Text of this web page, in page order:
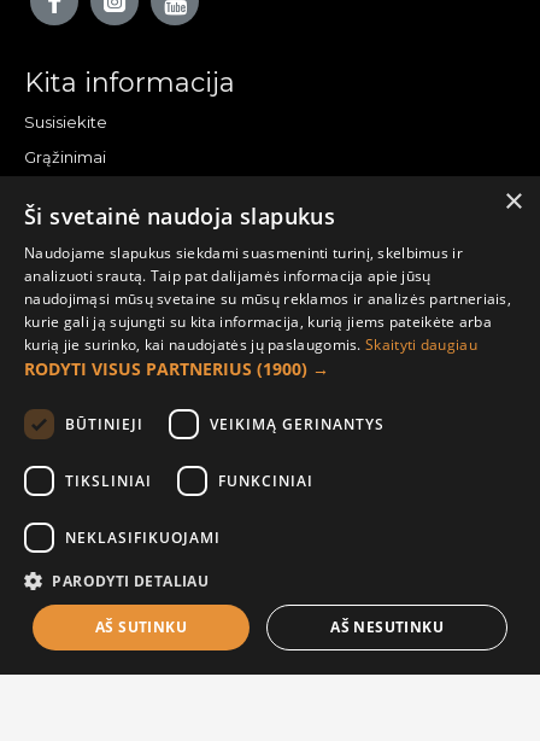
Į KREPŠELĮ
Kita informacija
Susisiekite
Grąžinimai
Pirkėjo paskyra
Mano paskyra
Užsakymai
Naujienlaiškiai
Informacija užsakovui
Apie mus
Pristatymo informacija
Privatumo ir slapukų politika
Sąlygos ir taisyklės
×
Ši svetainė naudoja slapukus
Naudojame slapukus siekdami suasmeninti turinį, skelbimus ir
analizuoti srautą. Taip pat dalijamės informacija apie jūsų
naudojimąsi mūsų svetaine su mūsų reklamos ir analizės partneriais,
kurie gali ją sujungti su kita informacija, kurią jiems pateikėte arba
kurią jie surinko, kai naudojatės jų paslaugomis.Skaityti daugiau
RODYTI VISUS PARTNERIUS (1900) →
BŪTINIEJI VEIKIMĄ GERINANTYS
TIKSLINIAI FUNKCINIAI
NEKLASIFIKUOJAMI
PARODYTI DETALIAU
AŠ SUTINKU AŠ NESUTINKU